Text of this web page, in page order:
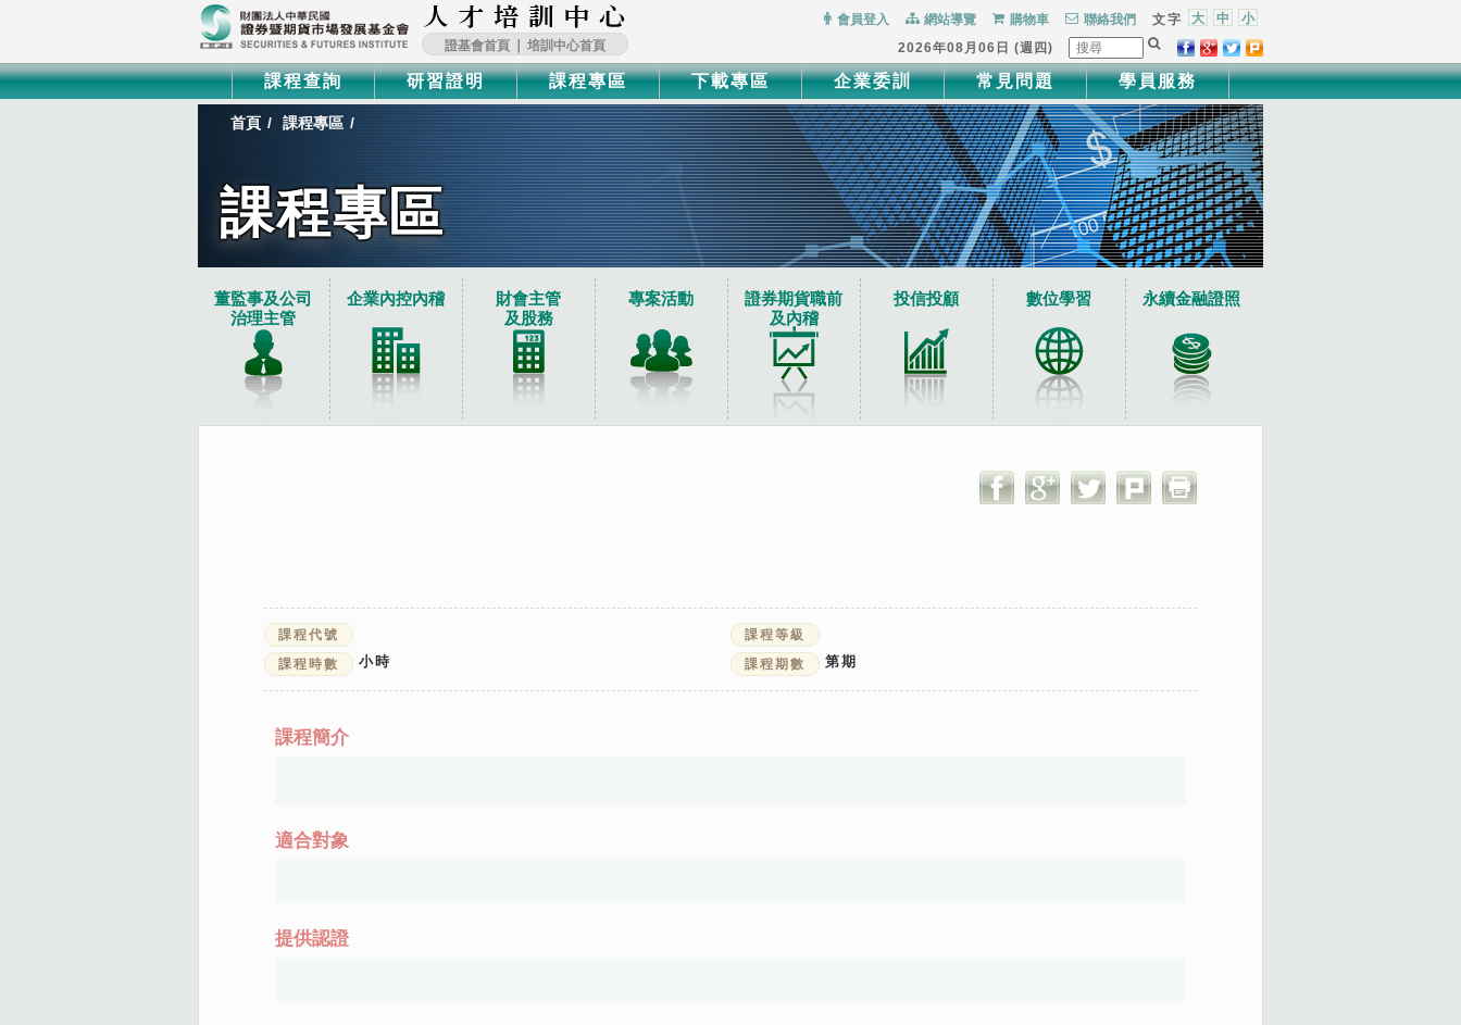
證基會首頁 培訓中心首頁
會員登入 網站導覽 購物車 聯絡我們 文字 大 中
小
2026年08月06日 (週四)
課程查詢 研習證明 課程專區 下載專區 企業委訓 常見問題 學員服務
首頁 課程專區
課程專區
董監事及公司
治理主管
企業內控內稽
財會主管
及股務
專案活動
證券期貨職前
及內稽
投信投顧 數位學習 永續金融證照
課程代號
課程時數
小時
課程等級
課程期數
第期
課程簡介
適合對象
提供認證